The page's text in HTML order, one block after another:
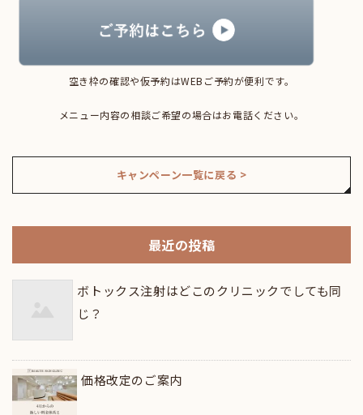
空き枠の確認や仮予約はWEBご予約が便利です。
メニュー内容の相談ご希望の場合はお電話ください。
キャンペーン一覧に戻る >
最近の投稿
ボトックス注射はどこのクリニックでしても同
じ？
価格改定のご案内